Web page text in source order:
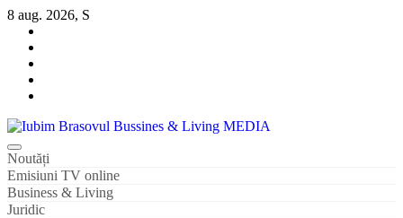
Sari
conținut
8 aug. 2026, S
Iubim Brasovul Bussines & Living MEDIA
Din pasiune și dragoste pentru Brașoveni
Noutăți
Emisiuni TV online
Business & Living
Juridic